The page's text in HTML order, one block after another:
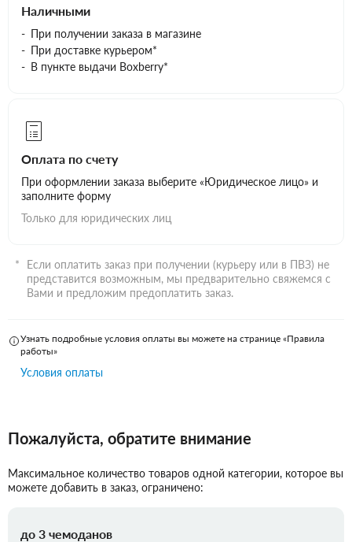
Наличными
При получении заказа в магазине
При доставке курьером*
В пункте выдачи Boxberry*
Оплата по счету
При оформлении заказа выберите «Юридическое лицо» и
заполните форму
Только для юридических лиц
Если оплатить заказ при получении (курьеру или в ПВЗ) не
представится возможным, мы предварительно свяжемся с
Вами и предложим предоплатить заказ.
Узнать подробные условия оплаты вы можете на странице «Правила
работы»
Условия оплаты
Пожалуйста, обратите внимание
Максимальное количество товаров одной категории, которое вы
можете добавить в заказ, ограничено:
до 3 чемоданов